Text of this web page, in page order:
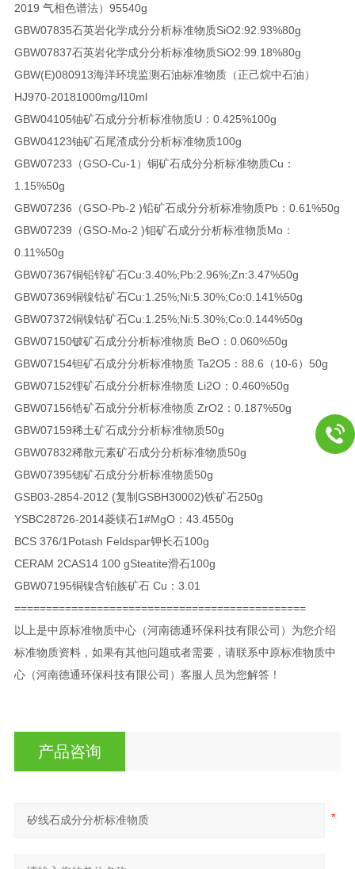
2019 气相色谱法） 95540g
GBW07835石英岩化学成分分析标准物质SiO2:92.93%80g
GBW07837石英岩化学成分分析标准物质SiO2:99.18%80g
GBW(E)080913海洋环境监测石油标准物质（正己烷中石油）
HJ970-20181000mg/l10ml
GBW04105铀矿石成分分析标准物质U：0.425%100g
GBW04123铀矿石尾渣成分分析标准物质100g
GBW07233（GSO-Cu-1） 铜矿石成分分析标准物质Cu：
1.15%50g
GBW07236（GSO-Pb-2 )铅矿石成分分析标准物质Pb：0.61%50g
GBW07239（GSO-Mo-2 )钼矿石成分分析标准物质Mo：
0.11%50g
GBW07367铜铅锌矿石Cu:3.40%;Pb:2.96%;Zn:3.47%50g
GBW07369铜镍钴矿石Cu:1.25%;Ni:5.30%;Co:0.141%50g
GBW07372铜镍钴矿石Cu:1.25%;Ni:5.30%;Co:0.144%50g
GBW07150铍矿石成分分析标准物质 BeO：0.060%50g
GBW07154钽矿石成分分析标准物质 Ta2O5：88.6（10-6） 50g
GBW07152锂矿石成分分析标准物质 Li2O：0.460%50g
GBW07156锆矿石成分分析标准物质 ZrO2：0.187%50g
GBW07159稀土矿石成分分析标准物质50g
GBW07832稀散元素矿石成分分析标准物质50g
GBW07395锶矿石成分分析标准物质50g
GSB03-2854-2012 (复制GSBH30002)铁矿石250g
YSBC28726-2014菱镁石1#MgO：43.4550g
BCS 376/1 Potash Feldspar钾长石100g
CERAM 2CAS14 100 gSteatite滑石100g
GBW07195铜镍含铂族矿石 Cu：3.01
==============================================
以上是中原标准物质中心（河南德通环保科技有限公司）为您介绍
标准物质资料，如果有其他问题或者需要，请联系中原标准物质中
心（河南德通环保科技有限公司）客服人员为您解答！
产品咨询